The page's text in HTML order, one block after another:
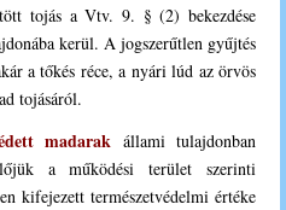
tojás a Vtv. 9. § (2) bekezdése
kerül. A jogszerűtlen gyűjtés
a tőkés réce, a nyári lúd az örvös
tojásáról.
madarak állami tulajdonban
a működési terület szerinti
kifejezett természetvédelmi értéke